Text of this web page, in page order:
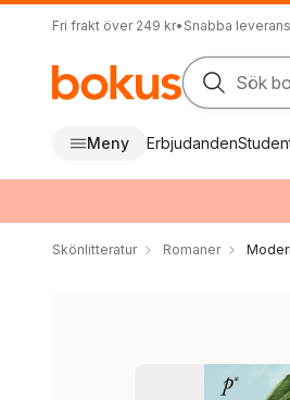
Fri frakt över 249 kr• Snabba
Sök
Meny Erbjudanden
Skönlitteratur Romaner